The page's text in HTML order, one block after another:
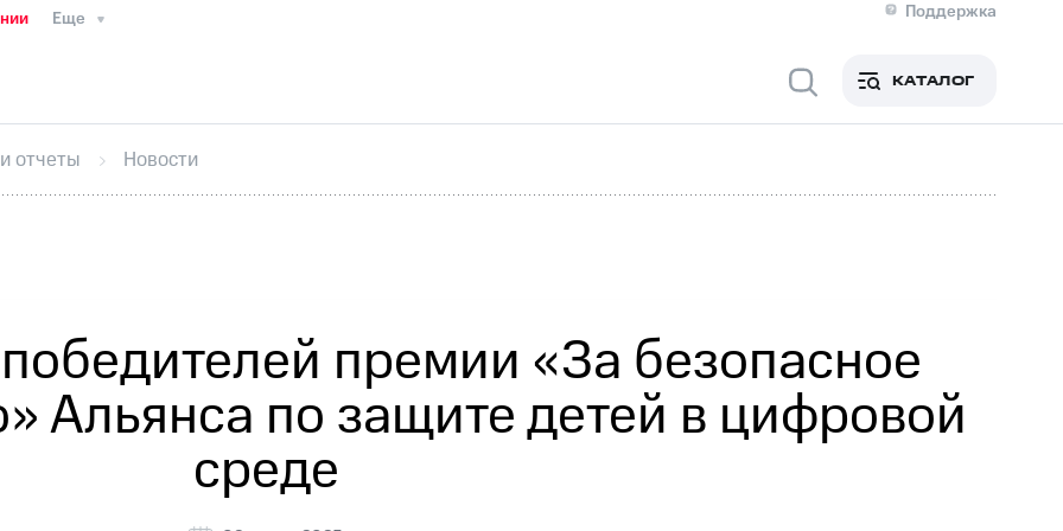
Еще
Поддержка
Медиа-центр
ИнтервьюФинансовая отчетностьКонтактыНовости в регионе
секретарьРаскрытие информации
кабинет акционераАкционерный капиталКонтроль и аудитРынок акций
КАТАЛОГ
отчеты Новости
премии «За безопасное
Альянса по защите детей в цифровой
среде